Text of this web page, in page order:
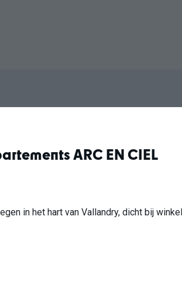
ARC EN CIEL
in het hart van Vallandry, dicht bij